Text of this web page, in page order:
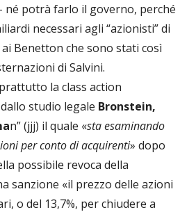
né potrà farlo il governo, perché
necessari agli “azionisti” di
Benetton che sono stati così
di Salvini.
la class action
studio legale Bronstein,
n” (jjj) il quale «sta esaminando
per conto di acquirenti» dopo
possibile revoca della
sanzione «il prezzo delle azioni
o del 13,7%, per chiudere a